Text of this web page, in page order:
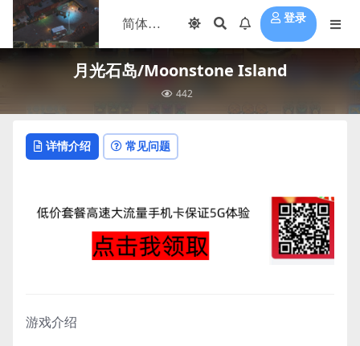
登录
月光石岛/Moonstone Island
442
详情介绍 常见问题
游戏介绍